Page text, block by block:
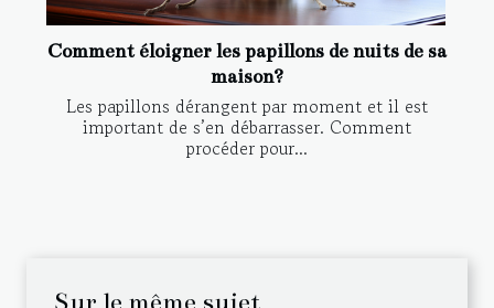
Comment éloigner les papillons de nuits de sa
maison?
Les papillons dérangent par moment et il est
important de s’en débarrasser. Comment
procéder pour...
Sur le même sujet